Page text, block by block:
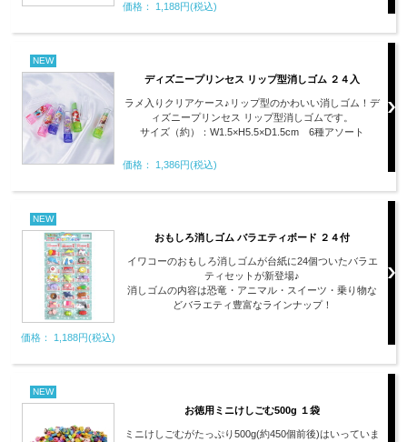
価格： 1,188円(税込)
NEW
ディズニープリンセス リップ型消しゴム ２４入
ラメ入りクリアケース♪リップ型のかわいい消しゴム！デ
ィズニープリンセス リップ型消しゴムです。
サイズ（約）：W1.5×H5.5×D1.5cm 6種アソート
価格： 1,386円(税込)
NEW
おもしろ消しゴム バラエティボード ２４付
イワコーのおもしろ消しゴムが台紙に24個ついたバラエ
ティセットが新登場♪
消しゴムの内容は恐竜・アニマル・スイーツ・乗り物な
どバラエティ豊富なラインナップ！
価格： 1,188円(税込)
NEW
お徳用ミニけしごむ500g １袋
ミニけしごむがたっぷり500g(約450個前後)はいっていま